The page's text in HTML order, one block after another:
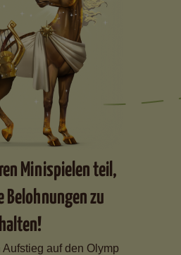
Minispielen teil,
zu
auf den Olymp